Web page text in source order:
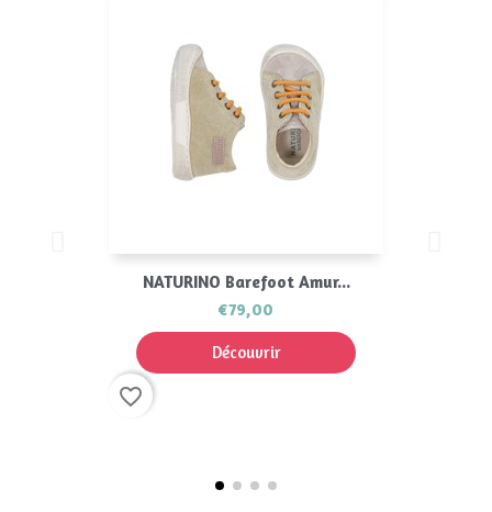
NATURINO Barefoot Amur...
€79,00
Découvrir
favorite_border